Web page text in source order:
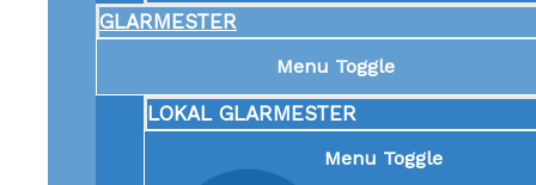
GLARMESTER
Menu Toggle
LOKAL GLARMESTER
Menu Toggle